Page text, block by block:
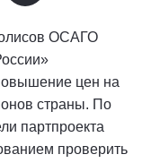
ОСАГО
цен на
страны. По
партпроекта
проверить